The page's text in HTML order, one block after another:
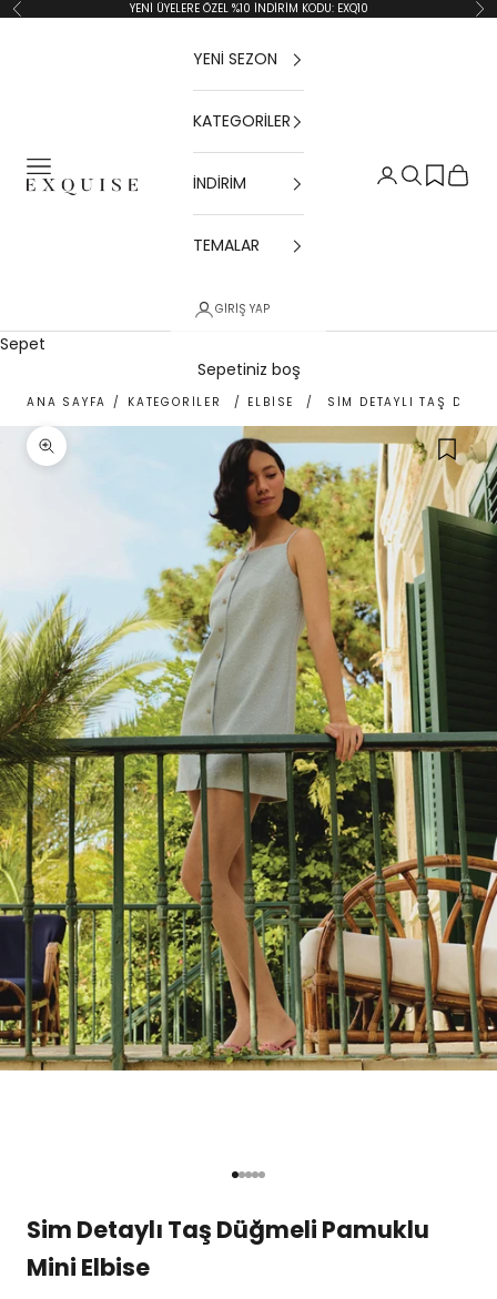
İçeriğe geç
Geri YENİ ÜYELERE ÖZEL %10 İNDİRİM KODU: EXQ10
Menü
Exquise TR
Giriş Yap
Ara Sepet
YENİ SEZON
KATEGORİLER
İNDİRİM
TEMALAR
GIRIŞ YAP
Sepet
Sepetiniz boş
ANA SAYFA / KATEGORİLER / ELBİSE / SIM DETAYLI TAŞ
Yakınlaştır
1 ögesine git
2 ögesine git
3 ögesine git
4 ögesine git
5 ögesine git
Sim Detaylı Taş Düğmeli Pamuklu
Mini Elbise